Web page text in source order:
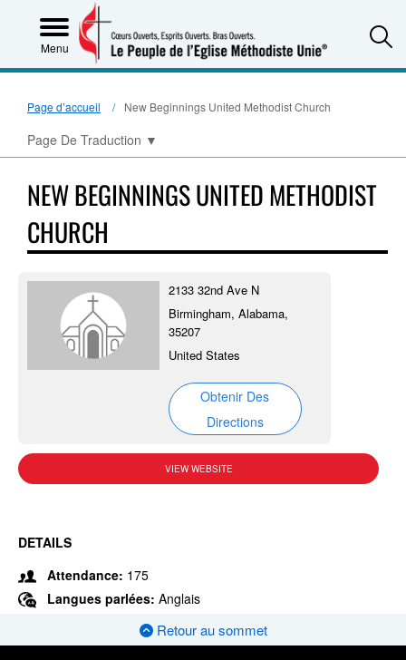
Menu
Page d’accueil New Beginnings United Methodist Church
Page De Traduction ▼
NEW BEGINNINGS UNITED METHODIST
CHURCH
2133 32nd Ave N
Birmingham, Alabama,
35207
United States
Obtenir Des
Directions
VIEW WEBSITE
DETAILS
Attendance: 175
Langues parlées: Anglais
Retour au sommet